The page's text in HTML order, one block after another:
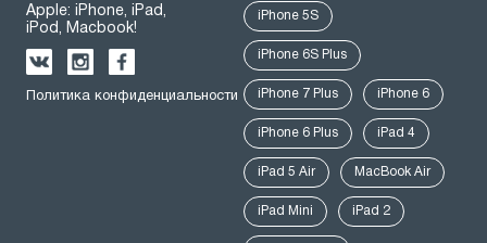
Apple: iPhone, iPad,
iPod, Macbook!
Политика конфиденциальности
iPhone 5S
iPhone 6S Plus
iPhone 7 Plus iPhone 6
iPhone 6 Plus iPad 4
iPad 5 Air MacBook Air
iPad Mini iPad 2